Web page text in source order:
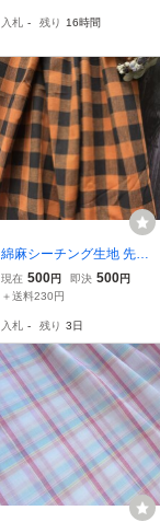
製
入札 - 残り 16時間
綿麻シーチング生地 先染
めチェック生地 幅140×5
0cm延長可
現在 500円 即決 500円
＋送料230円
入札 - 残り 3日